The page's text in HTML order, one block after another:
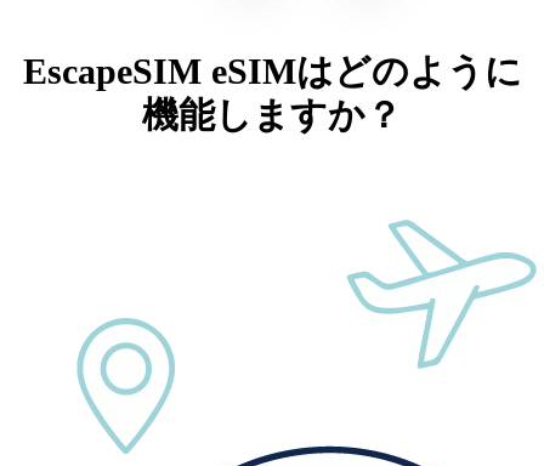
EscapeSIM eSIMはどのように
機能しますか？